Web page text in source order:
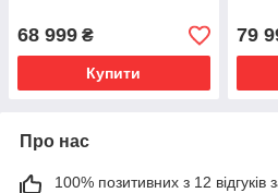
68 999 ₴
Купити
79
Про нас
100% позитивних з 12 відгуків